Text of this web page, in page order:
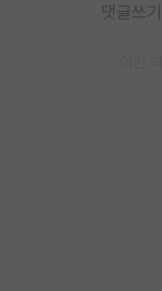
댓글쓰기